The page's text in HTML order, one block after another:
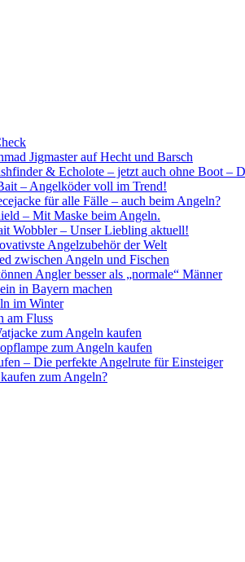
Jigmaster auf Hecht und Barsch
& Echolote – jetzt auch ohne Boot –
– Angelköder voll im Trend!
für alle Fälle – auch beim Angeln?
– Mit Maske beim Angeln.
Wobbler – Unser Liebling aktuell!
Angelzubehör der Welt
zwischen Angeln und Fischen
Angler besser als „normale“ Männer
in Bayern machen
im Winter
am Fluss
zum Angeln kaufen
zum Angeln kaufen
– Die perfekte Angelrute für Einsteiger
zum Angeln?